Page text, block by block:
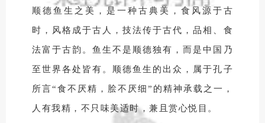
顺德鱼生之美，是一种古典美，食风源于古
时，风格成于古人，技法传于古代，品相、食
法富于古韵。鱼生不是顺德独有，而是中国乃
至世界各处皆有。顺德鱼生的出众，属于孔子
所言“食不厌精，脍不厌细”的精神承载之一，
人有我精，不只味美适时，兼且赏心悦目。